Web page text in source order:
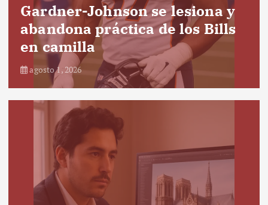
Gardner-Johnson se lesiona y
abandona práctica de los Bills
en camilla
agosto 1, 2026